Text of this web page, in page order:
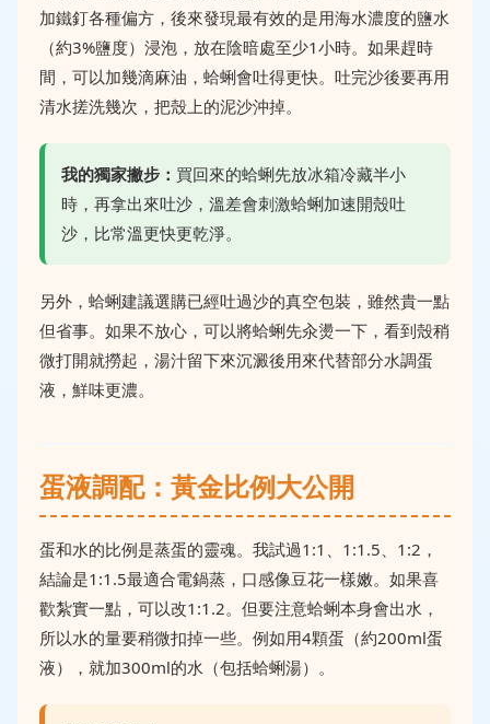
加鐵釘各種偏方，後來發現最有效的是用海水濃度的鹽水
（約3%鹽度）浸泡，放在陰暗處至少1小時。如果趕時
間，可以加幾滴麻油，蛤蜊會吐得更快。吐完沙後要再用
清水搓洗幾次，把殼上的泥沙沖掉。
我的獨家撇步： 買回來的蛤蜊先放冰箱冷藏半小
時，再拿出來吐沙，溫差會刺激蛤蜊加速開殼吐
沙，比常溫更快更乾淨。
另外，蛤蜊建議選購已經吐過沙的真空包裝，雖然貴一點
但省事。如果不放心，可以將蛤蜊先汆燙一下，看到殼稍
微打開就撈起，湯汁留下來沉澱後用來代替部分水調蛋
液，鮮味更濃。
蛋液調配：黃金比例大公開
蛋和水的比例是蒸蛋的靈魂。我試過1:1、1:1.5、1:2，
結論是1:1.5最適合電鍋蒸，口感像豆花一樣嫩。如果喜
歡紮實一點，可以改1:1.2。但要注意蛤蜊本身會出水，
所以水的量要稍微扣掉一些。例如用4顆蛋（約200ml蛋
液），就加300ml的水（包括蛤蜊湯）。